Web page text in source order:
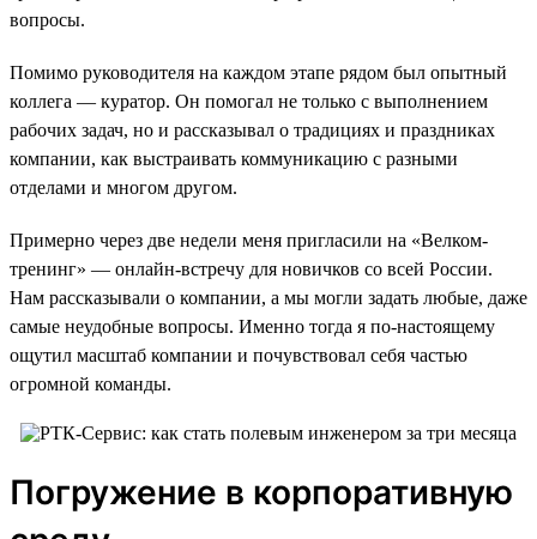
вопросы.
Помимо руководителя на каждом этапе рядом был опытный
коллега — куратор. Он помогал не только с выполнением
рабочих задач, но и рассказывал о традициях и праздниках
компании, как выстраивать коммуникацию с разными
отделами и многом другом.
Примерно через две недели меня пригласили на «Велком-
тренинг» — онлайн-встречу для новичков со всей России.
Нам рассказывали о компании, а мы могли задать любые, даже
самые неудобные вопросы. Именно тогда я по-настоящему
ощутил масштаб компании и почувствовал себя частью
огромной команды.
Погружение в корпоративную